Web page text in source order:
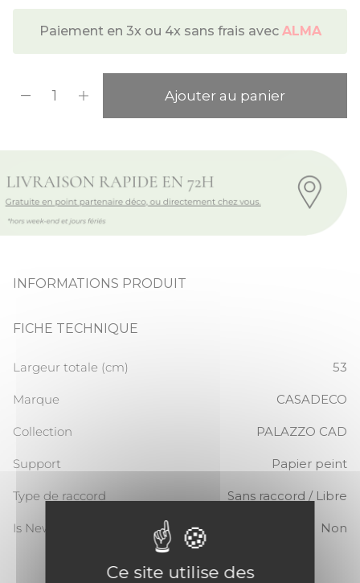
Paiement en 3x ou 4x sans frais avec ALMA
Ajouter au panier
INFORMATIONS PRODUIT
FICHE TECHNIQUE
Largeur totale (cm) 53
Marque CASADECO
Collection PALAZZO CAD
Support Papier peint
Type de raccord Sans raccord / Libre
Is New Non
Ce site utilise des